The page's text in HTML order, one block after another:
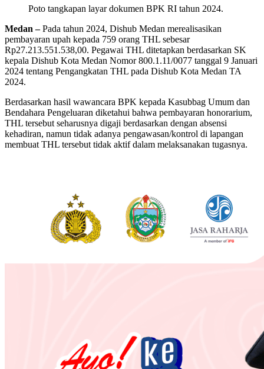
Poto tangkapan layar dokumen BPK RI tahun 2024.
Medan –Pada tahun 2024, Dishub Medan merealisasikan
pembayaran upah kepada 759 orang THL sebesar
Rp27.213.551.538,00. Pegawai THL ditetapkan berdasarkan SK
kepala Dishub Kota Medan Nomor 800.1.11/0077 tanggal 9 Januari
2024 tentang Pengangkatan THL pada Dishub Kota Medan TA
2024.
Berdasarkan hasil wawancara BPK kepada Kasubbag Umum dan
Bendahara Pengeluaran diketahui bahwa pembayaran honorarium,
THL tersebut seharusnya digaji berdasarkan dengan absensi
kehadiran, namun tidak adanya pengawasan/kontrol di lapangan
membuat THL tersebut tidak aktif dalam melaksanakan tugasnya.